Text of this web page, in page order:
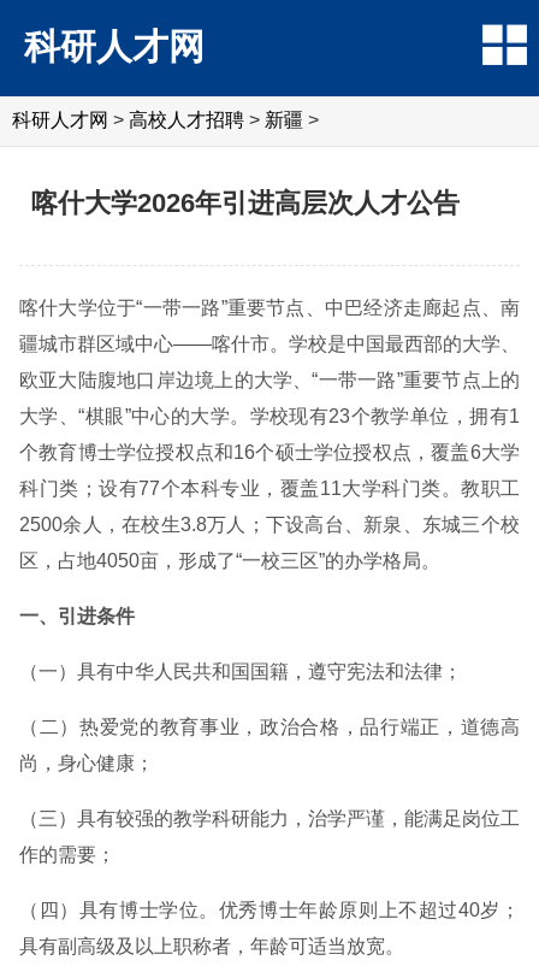
科研人才网
科研人才网 > 高校人才招聘 > 新疆 >
喀什大学2026年引进高层次人才公告
喀什大学位于“一带一路”重要节点、中巴经济走廊起点、南
疆城市群区域中心——喀什市。学校是中国最西部的大学、
欧亚大陆腹地口岸边境上的大学、“一带一路”重要节点上的
大学、“棋眼”中心的大学。学校现有23个教学单位，拥有1
个教育博士学位授权点和16个硕士学位授权点，覆盖6大学
科门类；设有77个本科专业，覆盖11大学科门类。教职工
2500余人，在校生3.8万人；下设高台、新泉、东城三个校
区，占地4050亩，形成了“一校三区”的办学格局。
一、引进条件
（一）具有中华人民共和国国籍，遵守宪法和法律；
（二）热爱党的教育事业，政治合格，品行端正，道德高
尚，身心健康；
（三）具有较强的教学科研能力，治学严谨，能满足岗位工
作的需要；
（四）具有博士学位。优秀博士年龄原则上不超过40岁；
具有副高级及以上职称者，年龄可适当放宽。